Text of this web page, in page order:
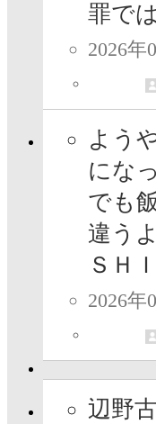
罪で
2026年
よう
にな
でも
違う
ＳＨ
2026年
辺野